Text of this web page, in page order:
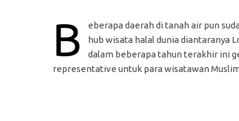
B
eberapa daerah di tanah air pun
hub wisata halal dunia diantaranya
dalam beberapa tahun terakhir ini
representative untuk para wisatawan